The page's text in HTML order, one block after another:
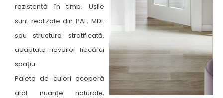
rezistență în timp. Ușile
sunt realizate din PAL, MDF
sau structura stratificată,
adaptate nevoilor fiecărui
spațiu.
Paleta de culori acoperă
atât nuanțe naturale,